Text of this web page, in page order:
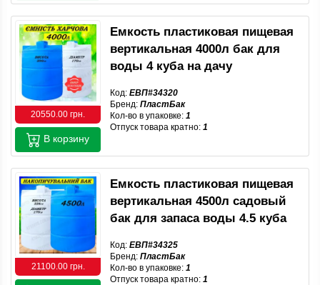
20550.00 грн.
Емкость пластиковая пищевая
вертикальная 4000л бак для
воды 4 куба на дачу
Код: ЕВП#34320
Бренд: ПластБак
Кол-во в упаковке: 1
Отпуск товара кратно: 1
В корзину
21100.00 грн.
Емкость пластиковая пищевая
вертикальная 4500л садовый
бак для запаса воды 4.5 куба
Код: ЕВП#34325
Бренд: ПластБак
Кол-во в упаковке: 1
Отпуск товара кратно: 1